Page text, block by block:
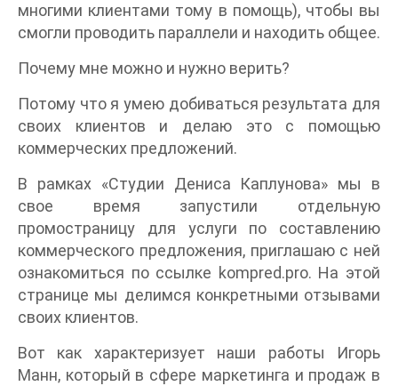
многими клиентами тому в помощь), чтобы вы
смогли проводить параллели и находить общее.
Почему мне можно и нужно верить?
Потому что я умею добиваться результата для
своих клиентов и делаю это с помощью
коммерческих предложений.
В рамках «Студии Дениса Каплунова» мы в
свое время запустили отдельную
промостраницу для услуги по составлению
коммерческого предложения, приглашаю с ней
ознакомиться по ссылке kompred.pro. На этой
странице мы делимся конкретными отзывами
своих клиентов.
Вот как характеризует наши работы Игорь
Манн, который в сфере маркетинга и продаж в